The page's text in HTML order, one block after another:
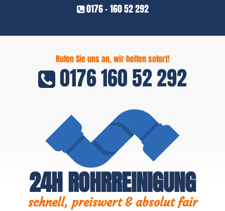
0176 - 160 52 292
Rufen Sie uns an, wir helfen sofort!
0176 160 52 292
24H ROHRREINIGUNG
schnell, preiswert & absolut fair